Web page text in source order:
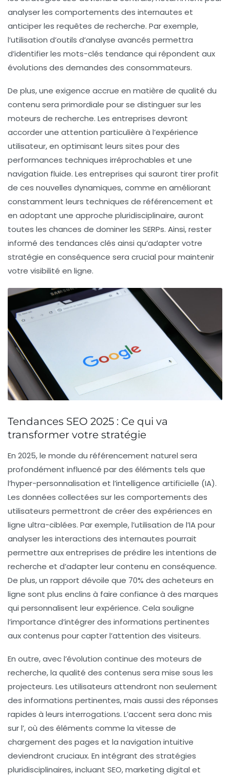
analyser les comportements des internautes et
anticiper les requêtes de recherche. Par exemple,
l’utilisation d’outils d’analyse avancés permettra
d’identifier les mots-clés tendance qui répondent aux
évolutions des demandes des consommateurs.
De plus, une exigence accrue en matière de qualité du
contenu sera primordiale pour se distinguer sur les
moteurs de recherche. Les entreprises devront
accorder une attention particulière à l’expérience
utilisateur, en optimisant leurs sites pour des
performances techniques irréprochables et une
navigation fluide. Les entreprises qui sauront tirer profit
de ces nouvelles dynamiques, comme en améliorant
constamment leurs techniques de référencement et
en adoptant une approche pluridisciplinaire, auront
toutes les chances de dominer les SERPs. Ainsi, rester
informé des tendances clés ainsi qu’adapter votre
stratégie en conséquence sera crucial pour maintenir
votre visibilité en ligne.
Tendances SEO 2025 : Ce qui va
transformer votre stratégie
En 2025, le monde du référencement naturel sera
profondément influencé par des éléments tels que
l’hyper-personnalisation et l’intelligence artificielle (IA).
Les données collectées sur les comportements des
utilisateurs permettront de créer des expériences en
ligne ultra-ciblées. Par exemple, l’utilisation de l’IA pour
analyser les interactions des internautes pourrait
permettre aux entreprises de prédire les intentions de
recherche et d’adapter leur contenu en conséquence.
De plus, un rapport dévoile que 70% des acheteurs en
ligne sont plus enclins à faire confiance à des marques
qui personnalisent leur expérience. Cela souligne
l’importance d’intégrer des informations pertinentes
aux contenus pour capter l’attention des visiteurs.
En outre, avec l’évolution continue des moteurs de
recherche, la qualité des contenus sera mise sous les
projecteurs. Les utilisateurs attendront non seulement
des informations pertinentes, mais aussi des réponses
rapides à leurs interrogations. L’accent sera donc mis
sur l’, où des éléments comme la vitesse de
chargement des pages et la navigation intuitive
deviendront cruciaux. En intégrant des stratégies
pluridisciplinaires, incluant SEO, marketing digital et